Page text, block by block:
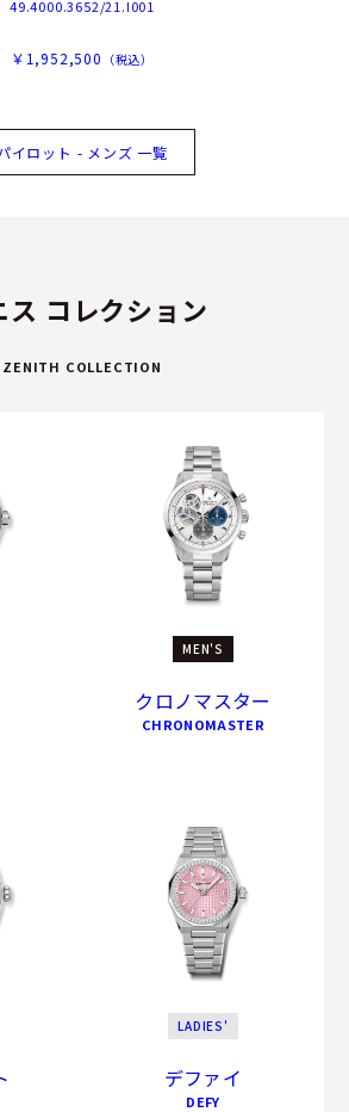
49.4000.3652/21.I001
￥1,952,500 （税込）
イロット - メンズ 一覧
ス コレクション
ZENITH COLLECTION
MEN'S
クロノマスター
CHRONOMASTER
LADIES'
デファイ
DEFY